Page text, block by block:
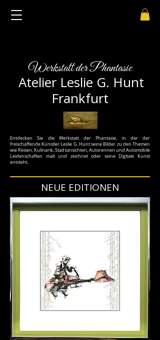
Werkstatt der Phantasie
Atelier Leslie G. Hunt
Frankfurt
Entdecken Sie die Werkstatt der Phantasie, in der der
freischaffende Künstler Leslie G. Hunt seine Bilder zu den Themen
wie Reisen, Kulinarik, Stadtansichten, Autorennen und Automobile
Leidenschaften malt und zeichnet oder seine Digitale Kunst
entsteht.
NEUE EDITIONEN